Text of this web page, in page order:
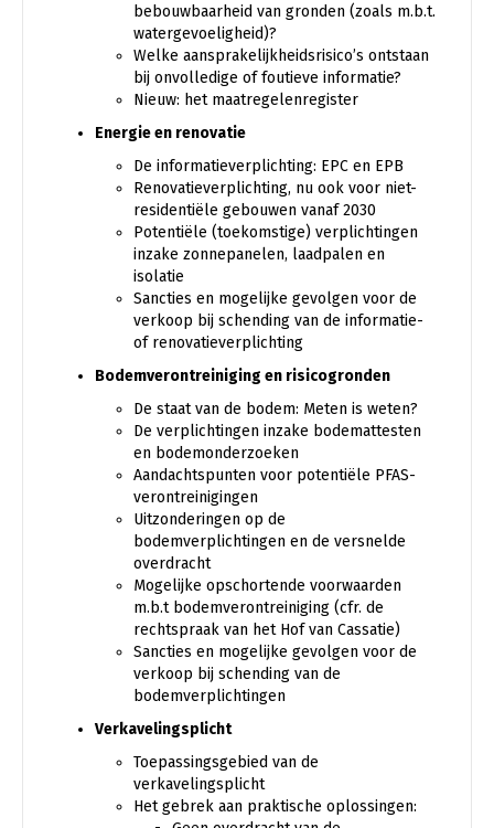
bebouwbaarheid van gronden (zoals m.b.t.
watergevoeligheid)?
Welke aansprakelijkheidsrisico’s ontstaan
bij onvolledige of foutieve informatie?
Nieuw: het maatregelenregister
Energie en renovatie
De informatieverplichting: EPC en EPB
Renovatieverplichting, nu ook voor niet-
residentiële gebouwen vanaf 2030
Potentiële (toekomstige) verplichtingen
inzake zonnepanelen, laadpalen en
isolatie
Sancties en mogelijke gevolgen voor de
verkoop bij schending van de informatie-
of renovatieverplichting
Bodemverontreiniging en risicogronden
De staat van de bodem: Meten is weten?
De verplichtingen inzake bodemattesten
en bodemonderzoeken
Aandachtspunten voor potentiële PFAS-
verontreinigingen
Uitzonderingen op de
bodemverplichtingen en de versnelde
overdracht
Mogelijke opschortende voorwaarden
m.b.t bodemverontreiniging (cfr. de
rechtspraak van het Hof van Cassatie)
Sancties en mogelijke gevolgen voor de
verkoop bij schending van de
bodemverplichtingen
Verkavelingsplicht
Toepassingsgebied van de
verkavelingsplicht
Het gebrek aan praktische oplossingen: